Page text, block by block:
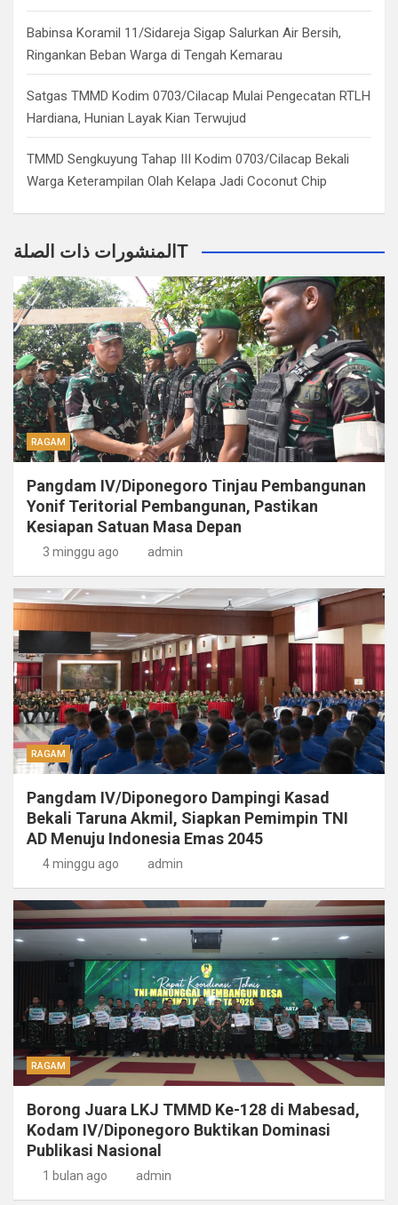
Babinsa Koramil 11/Sidareja Sigap Salurkan Air Bersih,
Ringankan Beban Warga di Tengah Kemarau
Satgas TMMD Kodim 0703/Cilacap Mulai Pengecatan RTLH
Hardiana, Hunian Layak Kian Terwujud
TMMD Sengkuyung Tahap III Kodim 0703/Cilacap Bekali
Warga Keterampilan Olah Kelapa Jadi Coconut Chip
المنشورات ذات الصلةT
RAGAM
Pangdam IV/Diponegoro Tinjau Pembangunan
Yonif Teritorial Pembangunan, Pastikan
Kesiapan Satuan Masa Depan
3 minggu ago admin
RAGAM
Pangdam IV/Diponegoro Dampingi Kasad
Bekali Taruna Akmil, Siapkan Pemimpin TNI
AD Menuju Indonesia Emas 2045
4 minggu ago admin
RAGAM
Borong Juara LKJ TMMD Ke-128 di Mabesad,
Kodam IV/Diponegoro Buktikan Dominasi
Publikasi Nasional
1 bulan ago admin